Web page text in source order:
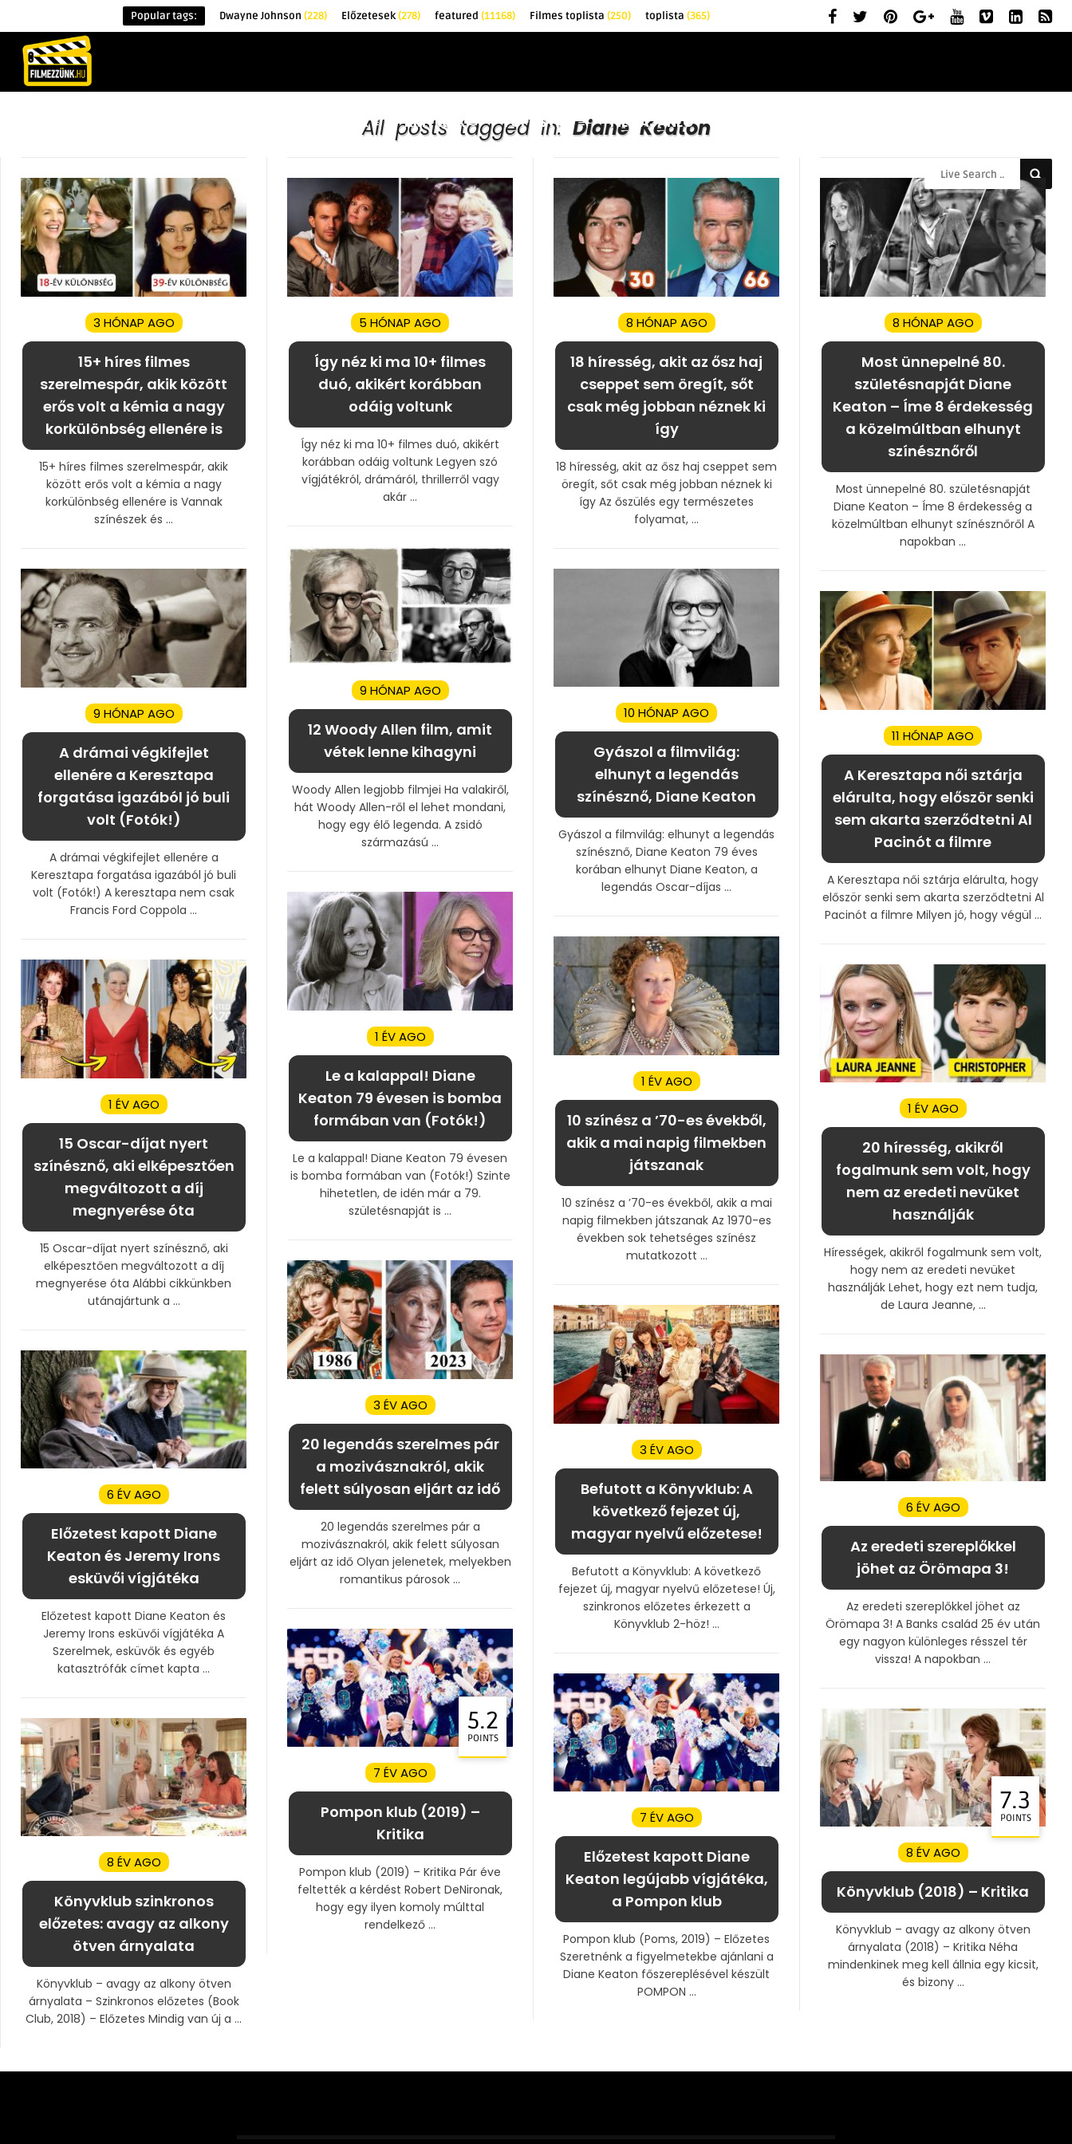
Popular tags: Dwayne Johnson (228) Előzetesek(278) featured (11168) Filmes toplista (250) toplista (365)
ÉRDEKESSÉGEK KRITIKÁK TOPLISTÁK FILMAJÁNLÓ
All posts tagged in: Diane Keaton
3 HÓNAP AGO
15+ híres filmes
szerelmespár, akik között
erős volt a kémia a nagy
korkülönbség ellenére is
15+ híres filmes szerelmespár, akik
között erős volt a kémia a nagy
korkülönbség ellenére is Vannak
színészek és ...
5 HÓNAP AGO
Így néz ki ma 10+ filmes
duó, akikért korábban
odáig voltunk
Így néz ki ma 10+ filmes duó, akikért
korábban odáig voltunk Legyen szó
vígjátékról, drámáról, thrillerről vagy
akár ...
8 HÓNAP AGO
18 híresség, akit az ősz haj
cseppet sem öregít, sőt
csak még jobban néznek ki
így
18 híresség, akit az ősz haj cseppet sem
öregít, sőt csak még jobban néznek ki
így Az őszülés egy természetes
folyamat, ...
8 HÓNAP AGO
Most ünnepelné 80.
születésnapját Diane
Keaton – Íme 8 érdekesség
a közelmúltban elhunyt
színésznőről
Most ünnepelné 80. születésnapját
Diane Keaton – Íme 8 érdekesség a
közelmúltban elhunyt színésznőről A
napokban ...
9 HÓNAP AGO
12 Woody Allen film, amit
vétek lenne kihagyni
Woody Allen legjobb filmjei Ha valakiről,
hát Woody Allen-ről el lehet mondani,
hogy egy élő legenda. A zsidó
származású ...
9 HÓNAP AGO
A drámai végkifejlet
ellenére a Keresztapa
forgatása igazából jó buli
volt (Fotók!)
A drámai végkifejlet ellenére a
Keresztapa forgatása igazából jó buli
volt (Fotók!) A keresztapa nem csak
Francis Ford Coppola ...
10 HÓNAP AGO
Gyászol a filmvilág:
elhunyt a legendás
színésznő, Diane Keaton
Gyászol a filmvilág: elhunyt a legendás
színésznő, Diane Keaton 79 éves
korában elhunyt Diane Keaton, a
legendás Oscar-díjas ...
11 HÓNAP AGO
A Keresztapa női sztárja
elárulta, hogy először senki
sem akarta szerződtetni Al
Pacinót a filmre
A Keresztapa női sztárja elárulta, hogy
először senki sem akarta szerződtetni Al
Pacinót a filmre Milyen jó, hogy végül ...
1 ÉV AGO
Le a kalappal! Diane
Keaton 79 évesen is bomba
formában van (Fotók!)
Le a kalappal! Diane Keaton 79 évesen
is bomba formában van (Fotók!) Szinte
hihetetlen, de idén már a 79.
születésnapját is ...
1 ÉV AGO
10 színész a ’70-es évekből,
akik a mai napig filmekben
játszanak
10 színész a ’70-es évekből, akik a mai
napig filmekben játszanak Az 1970-es
években sok tehetséges színész
mutatkozott ...
1 ÉV AGO
15 Oscar-díjat nyert
színésznő, aki elképesztően
megváltozott a díj
megnyerése óta
15 Oscar-díjat nyert színésznő, aki
elképesztően megváltozott a díj
megnyerése óta Alábbi cikkünkben
utánajártunk a ...
1 ÉV AGO
20 híresség, akikről
fogalmunk sem volt, hogy
nem az eredeti nevüket
használják
Hírességek, akikről fogalmunk sem volt,
hogy nem az eredeti nevüket
használják Lehet, hogy ezt nem tudja,
de Laura Jeanne, ...
3 ÉV AGO
20 legendás szerelmes pár
a mozivásznakról, akik
felett súlyosan eljárt az idő
20 legendás szerelmes pár a
mozivásznakról, akik felett súlyosan
eljárt az idő Olyan jelenetek, melyekben
romantikus párosok ...
3 ÉV AGO
Befutott a Könyvklub: A
következő fejezet új,
magyar nyelvű előzetese!
Befutott a Könyvklub: A következő
fejezet új, magyar nyelvű előzetese! Új,
szinkronos előzetes érkezett a
Könyvklub 2-höz! ...
6 ÉV AGO
Előzetest kapott Diane
Keaton és Jeremy Irons
esküvői vígjátéka
Előzetest kapott Diane Keaton és
Jeremy Irons esküvői vígjátéka A
Szerelmek, esküvők és egyéb
katasztrófák címet kapta ...
6 ÉV AGO
Az eredeti szereplőkkel
jöhet az Örömapa 3!
Az eredeti szereplőkkel jöhet az
Örömapa 3! A Banks család 25 év után
egy nagyon különleges résszel tér
vissza! A napokban ...
5.2
POINTS
7 ÉV AGO
Pompon klub (2019) –
Kritika
Pompon klub (2019) – Kritika Pár éve
feltették a kérdést Robert DeNironak,
hogy egy ilyen komoly múlttal
rendelkező ...
7 ÉV AGO
Előzetest kapott Diane
Keaton legújabb vígjátéka,
a Pompon klub
Pompon klub (Poms, 2019) – Előzetes
Szeretnénk a figyelmetekbe ajánlani a
Diane Keaton főszereplésével készült
POMPON ...
7.3
POINTS
8 ÉV AGO
Könyvklub (2018) – Kritika
Könyvklub – avagy az alkony ötven
árnyalata (2018) – Kritika Néha
mindenkinek meg kell állnia egy kicsit,
és bizony ...
8 ÉV AGO
Könyvklub szinkronos
előzetes: avagy az alkony
ötven árnyalata
Könyvklub – avagy az alkony ötven
árnyalata – Szinkronos előzetes (Book
Club, 2018) – Előzetes Mindig van új a ...